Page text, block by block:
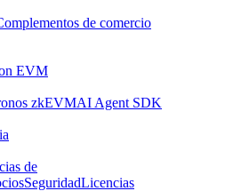
de comercio
EVM
zkEVMAI Agent SDK
de
SeguridadLicencias